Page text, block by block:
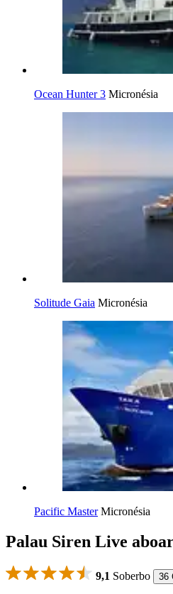
Ocean Hunter 3 Micronésia
Solitude Gaia Micronésia
Pacific Master Micronésia
Palau Siren Live
9,1 Soberbo 36